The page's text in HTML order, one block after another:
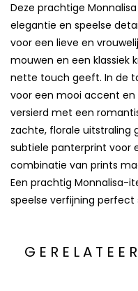
Deze prachtige
elegantie en speelse
voor een lieve en
mouwen en een klassiek
nette touch geeft. In de
voor een mooi accent en
versierd met een
zachte, florale uitstraling
subtiele panterprint voor
combinatie van prints
Een prachtig Monnalisa-
speelse verfijning